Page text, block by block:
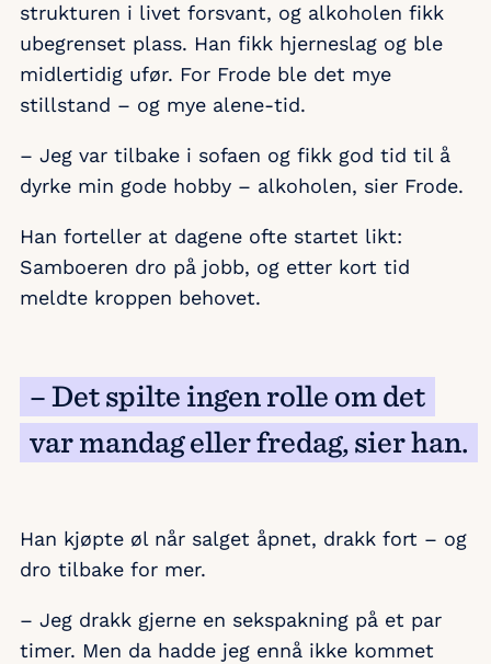
strukturen i livet forsvant, og alkoholen fikk
ubegrenset plass. Han fikk hjerneslag og ble
midlertidig ufør. For Frode ble det mye
stillstand – og mye alene-tid.
– Jeg var tilbake i sofaen og fikk god tid til å
dyrke min gode hobby – alkoholen, sier Frode.
Han forteller at dagene ofte startet likt:
Samboeren dro på jobb, og etter kort tid
meldte kroppen behovet.
– Det spilte ingen rolle om det
var mandag eller fredag, sier han.
Han kjøpte øl når salget åpnet, drakk fort – og
dro tilbake for mer.
– Jeg drakk gjerne en sekspakning på et par
timer. Men da hadde jeg ennå ikke kommet